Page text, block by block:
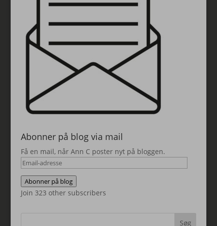
Abonner på blog via mail
Få en mail, når Ann C poster nyt på bloggen.
Email-
adresse
Abonner på blog
Join 323 other subscribers